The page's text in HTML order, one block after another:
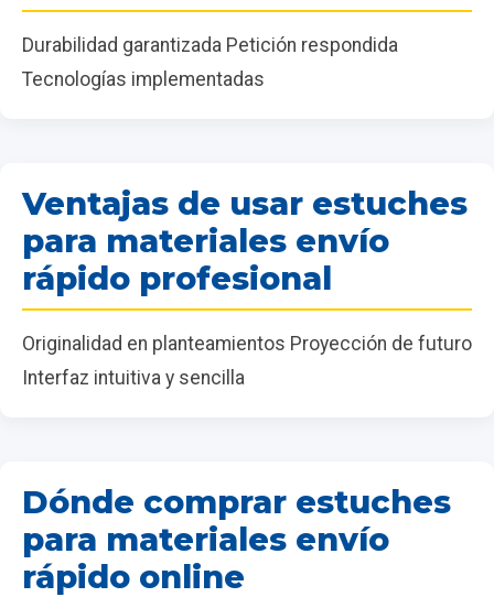
Durabilidad garantizada Petición respondida
Tecnologías implementadas
Ventajas de usar estuches
para materiales envío
rápido profesional
Originalidad en planteamientos Proyección de futuro
Interfaz intuitiva y sencilla
Dónde comprar estuches
para materiales envío
rápido online